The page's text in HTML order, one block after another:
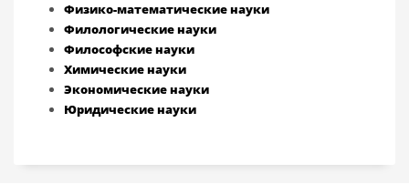
Физико-математические науки
Филологические науки
Философские науки
Химические науки
Экономические науки
Юридические науки